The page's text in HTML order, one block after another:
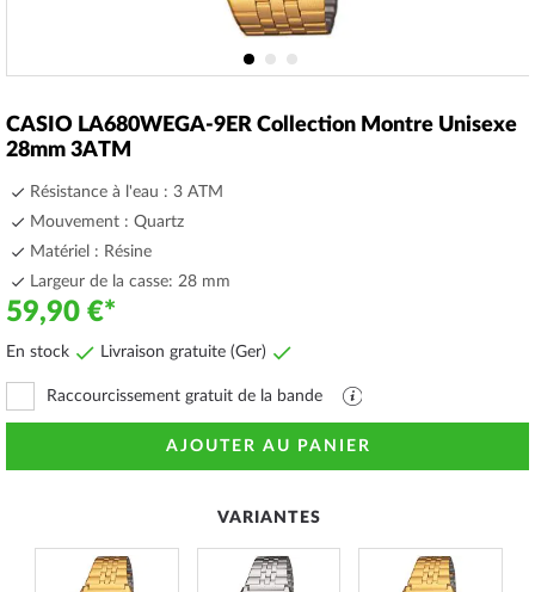
the
beginning
images
gallery
CASIO LA680WEGA-9ER Collection Montre Unisexe
28mm 3ATM
Résistance à l'eau : 3 ATM
Mouvement : Quartz
Matériel : Résine
Largeur de la casse: 28 mm
59,90 €
En stock Livraison gratuite (Ger)
Raccourcissement gratuit de la bandeFichier
PDF
avec
explications
AJOUTER AU PANIER
VARIANTES